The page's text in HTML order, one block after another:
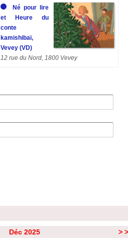
Né pour lire
et Heure du
conte
kamishibaï,
Vevey (VD)
12 rue du Nord, 1800 Vevey
Déc 2025 >